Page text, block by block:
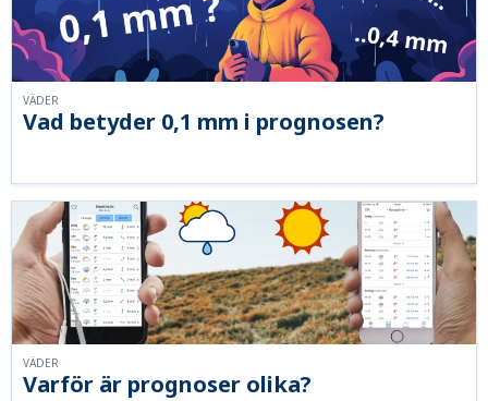
Vad betyder 0,1 mm i prognosen?
VÄDER
Varför är prognoser olika?
VÄDER